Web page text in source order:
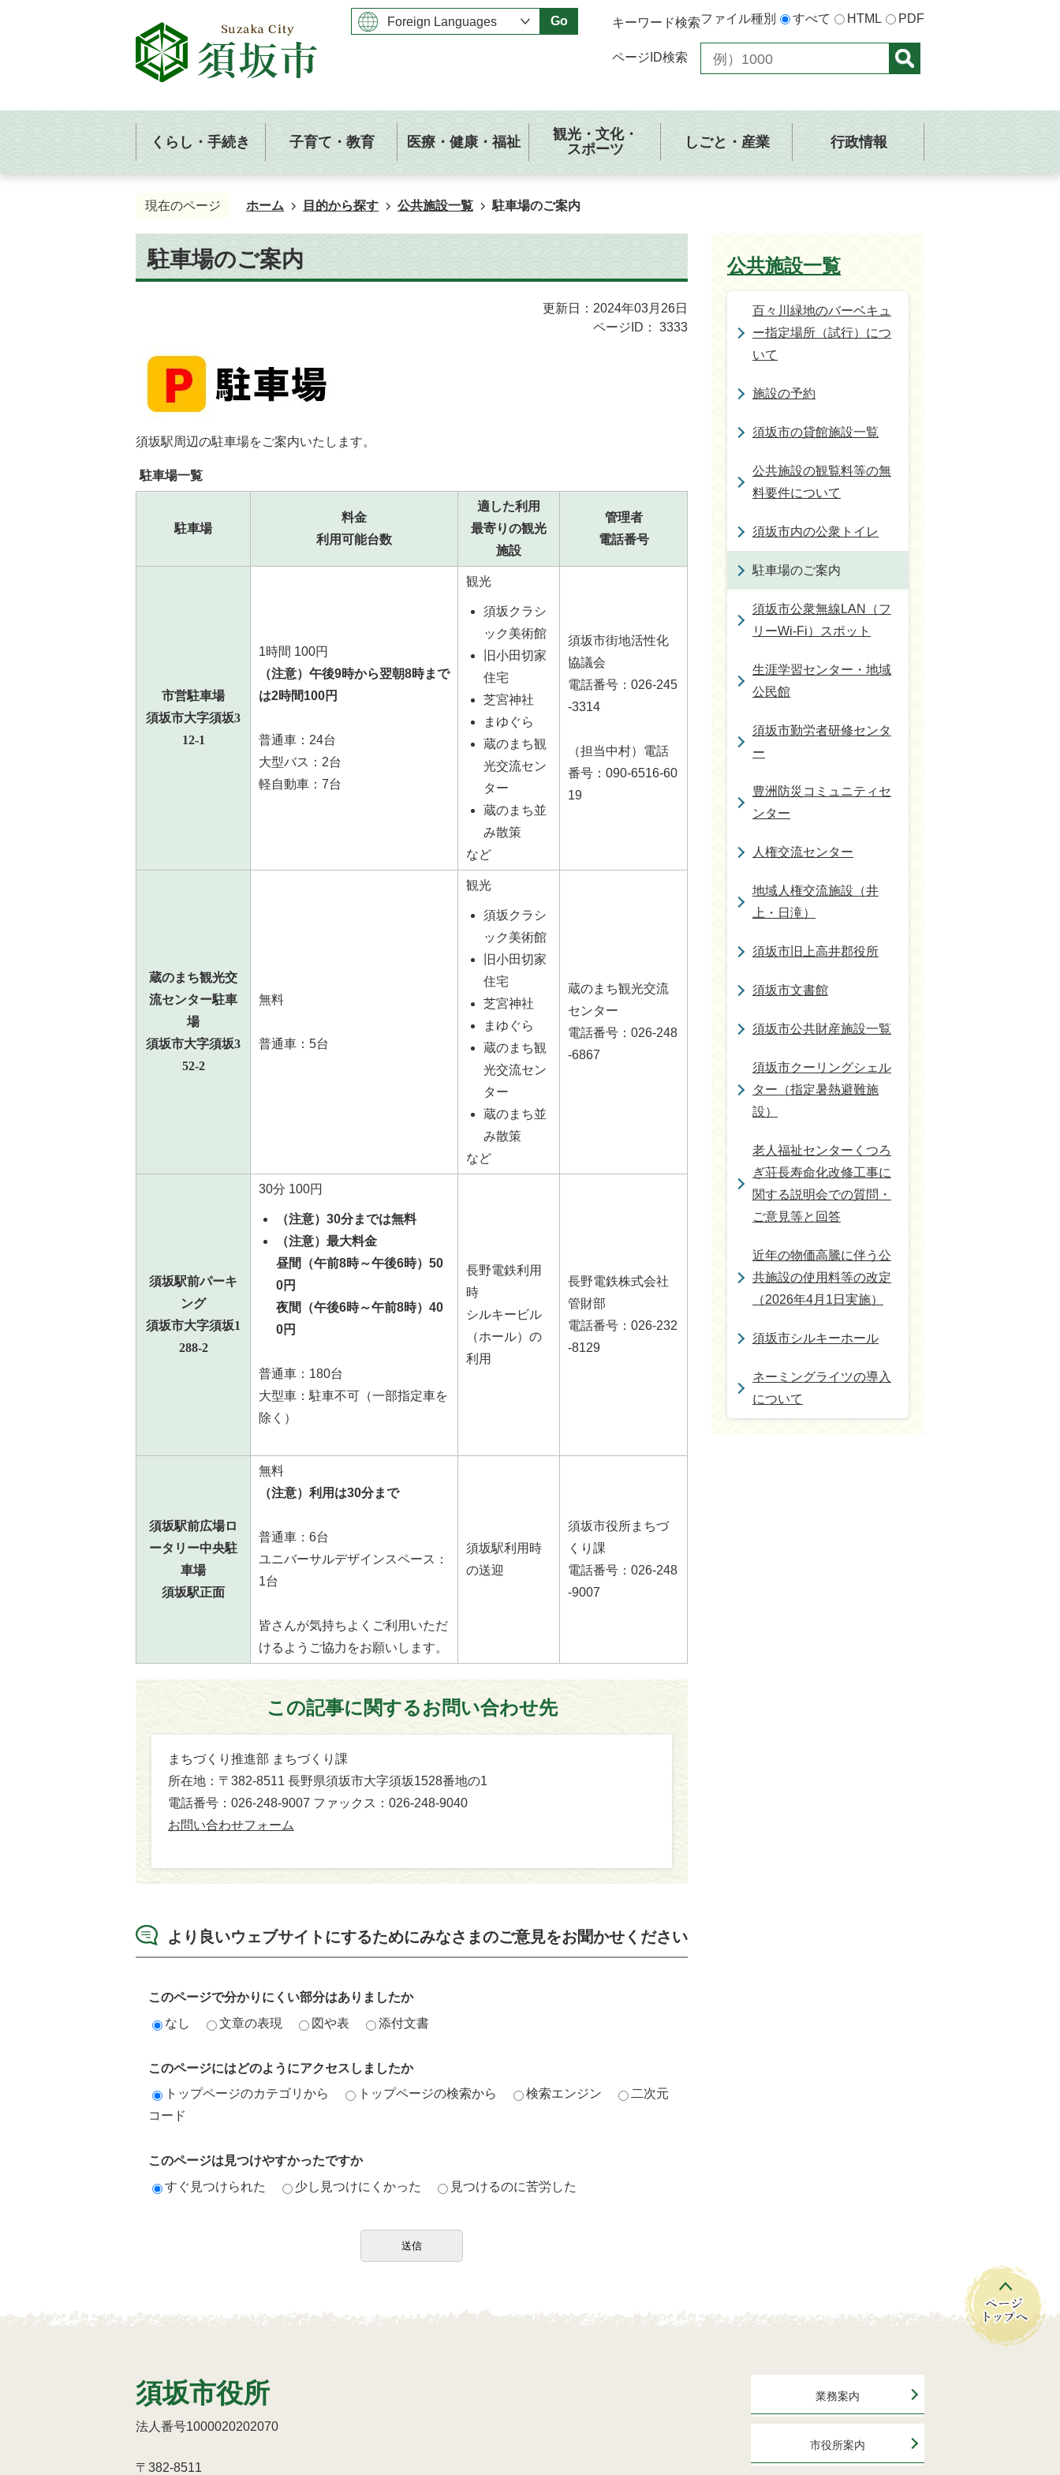
Go キーワード検索ファイル種別 すべて HTML PDF
ページID検索
くらし・手続き 子育て・教育 医療・健康・福祉
観光・文化・
スポーツ
しごと・産業 行政情報
現在のページ ホーム 目的から探す 公共施設一覧 駐車場のご案内
駐車場のご案内
更新日：2024年03月26日
ページID：
3333
須坂駅周辺の駐車場をご案内いたします。
駐車場
料金
利用可能台数
適した利用
最寄りの観光
施設
管理者
電話番号
駐車場一覧
市営駐車場
須坂市大字須坂3
12-1
1時間 100円
（注意）午後9時から翌朝8時まで
は2時間100円
普通車：24台
大型バス：2台
軽自動車：7台
観光
須坂クラシ
ック美術館
旧小田切家
住宅
芝宮神社
まゆぐら
蔵のまち観
光交流セン
ター
蔵のまち並
み散策
など
須坂市街地活性化
協議会
電話番号：026-245
-3314
（担当中村）電話
番号：090-6516-60
19
蔵のまち観光交
流センター駐車
場
須坂市大字須坂3
52-2
無料
普通車：5台
観光
須坂クラシ
ック美術館
旧小田切家
住宅
芝宮神社
まゆぐら
蔵のまち観
光交流セン
ター
蔵のまち並
み散策
など
蔵のまち観光交流
センター
電話番号：026-248
-6867
須坂駅前パーキ
ング
須坂市大字須坂1
288-2
30分 100円
（注意）30分までは無料
（注意）最大料金
昼間（午前8時～午後6時）50
0円
夜間（午後6時～午前8時）40
0円
普通車：180台
大型車：駐車不可（一部指定車を
除く）
長野電鉄利用
時
シルキービル
（ホール）の
利用
長野電鉄株式会社
管財部
電話番号：026-232
-8129
須坂駅前広場ロ
ータリー中央駐
車場
須坂駅正面
無料
（注意）利用は30分まで
普通車：6台
ユニバーサルデザインスペース：
1台
皆さんが気持ちよくご利用いただ
けるようご協力をお願いします。
須坂駅利用時
の送迎
須坂市役所まちづ
くり課
電話番号：026-248
-9007
この記事に関するお問い合わせ先
まちづくり推進部 まちづくり課
所在地：〒382-8511 長野県須坂市大字須坂1528番地の1
電話番号：026-248-9007 ファックス：026-248-9040
お問い合わせフォーム
より良いウェブサイトにするためにみなさまのご意見をお聞かせください
このページで分かりにくい部分はありましたか
なし
文章の表現 図や表 添付文書
このページにはどのようにアクセスしましたか
トップページのカテゴリから
トップページの検索から 検索エンジン
二次元
コード
このページは見つけやすかったですか
すぐ見つけられた
少し見つけにくかった 見つけるのに苦労した
公共施設一覧
百々川緑地のバーベキュ
ー指定場所（試行）につ
いて
施設の予約
須坂市の貸館施設一覧
公共施設の観覧料等の無
料要件について
須坂市内の公衆トイレ
駐車場のご案内
須坂市公衆無線LAN（フ
リーWi-Fi）スポット
生涯学習センター・地域
公民館
須坂市勤労者研修センタ
ー
豊洲防災コミュニティセ
ンター
人権交流センター
地域人権交流施設（井
上・日滝）
須坂市旧上高井郡役所
須坂市文書館
須坂市公共財産施設一覧
須坂市クーリングシェル
ター（指定暑熱避難施
設）
老人福祉センターくつろ
ぎ荘長寿命化改修工事に
関する説明会での質問・
ご意見等と回答
近年の物価高騰に伴う公
共施設の使用料等の改定
（2026年4月1日実施）
須坂市シルキーホール
ネーミングライツの導入
について
須坂市役所
法人番号1000020202070
〒382-8511
業務案内
市役所案内